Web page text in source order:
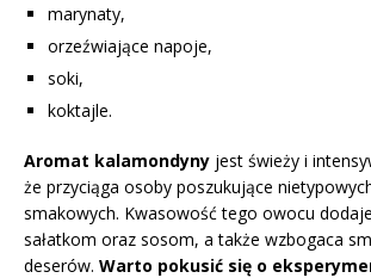
marynaty,
orzeźwiające napoje,
soki,
koktajle.
Aromat kalamondyny jest świeży i
że przyciąga osoby poszukujące
smakowych. Kwasowość tego owocu
sałatkom oraz sosom, a także wzbogaca
deserów. Warto pokusić się o